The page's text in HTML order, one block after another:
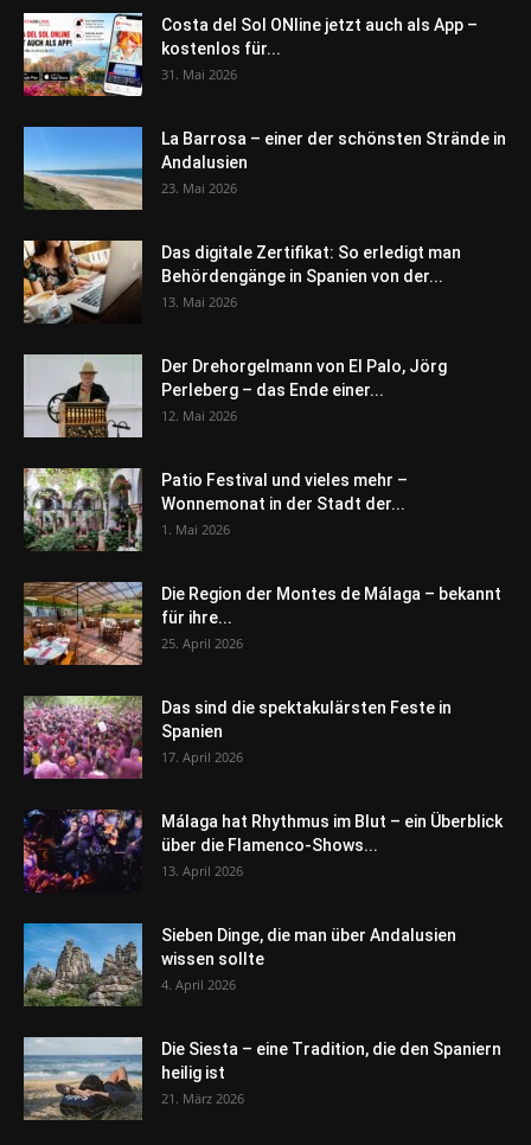
Costa del Sol ONline jetzt auch als App –
kostenlos für...
31. Mai 2026
La Barrosa – einer der schönsten Strände in
Andalusien
23. Mai 2026
Das digitale Zertifikat: So erledigt man
Behördengänge in Spanien von der...
13. Mai 2026
Der Drehorgelmann von El Palo, Jörg
Perleberg – das Ende einer...
12. Mai 2026
Patio Festival und vieles mehr –
Wonnemonat in der Stadt der...
1. Mai 2026
Die Region der Montes de Málaga – bekannt
für ihre...
25. April 2026
Das sind die spektakulärsten Feste in
Spanien
17. April 2026
Málaga hat Rhythmus im Blut – ein Überblick
über die Flamenco-Shows...
13. April 2026
Sieben Dinge, die man über Andalusien
wissen sollte
4. April 2026
Die Siesta – eine Tradition, die den Spaniern
heilig ist
21. März 2026